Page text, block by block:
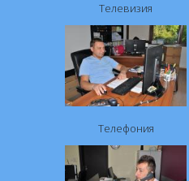
Телевизия
Телефония